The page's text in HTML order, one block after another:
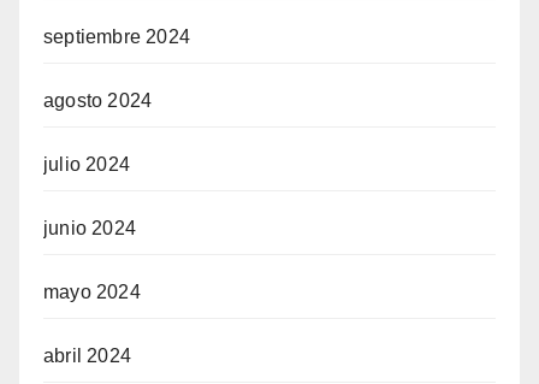
septiembre 2024
agosto 2024
julio 2024
junio 2024
mayo 2024
abril 2024